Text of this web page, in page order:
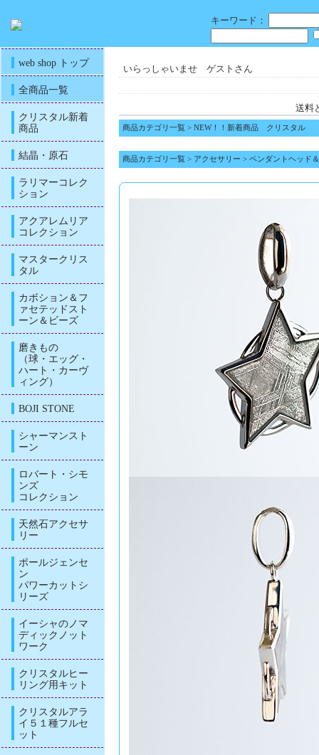
キーワード：
web shop トップ
全商品一覧
クリスタル新着
商品
結晶・原石
ラリマーコレク
ション
アクアレムリア
コレクション
マスタークリス
タル
カボション＆フ
ァセテッドスト
ーン＆ビーズ
磨きもの
（球・エッグ・
ハート・カーヴ
ィング）
BOJI STONE
シャーマンスト
ーン
ロバート・シモ
ンズ
コレクション
天然石アクセサ
リー
ポールジェンセ
ン
パワーカットシ
リーズ
イーシャのノマ
ディックノット
ワーク
クリスタルヒー
リング用キット
クリスタルアラ
イ５１種フルセ
ット
いらっしゃいませ ゲストさん
送料
商品カテゴリ一覧 > NEW！！新着商品 クリスタル
商品カテゴリ一覧 > アクセサリー > ペンダントヘッド